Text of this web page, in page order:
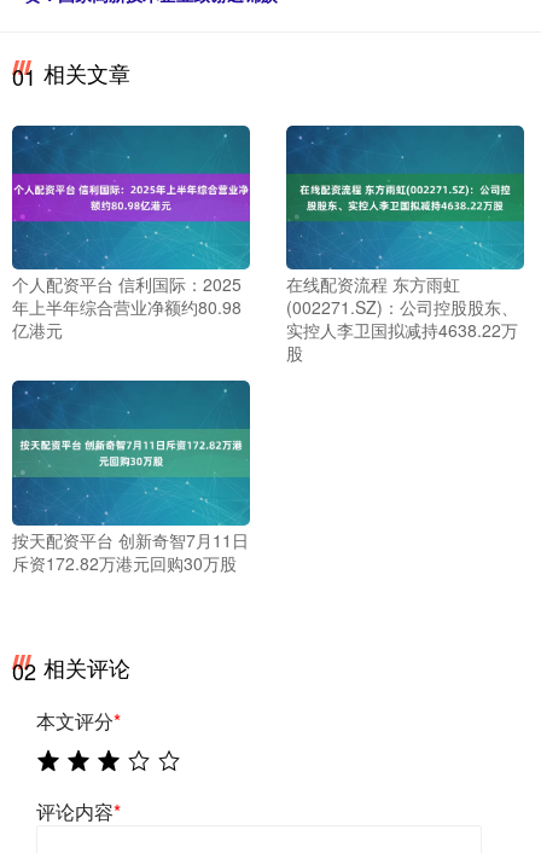
01 相关文章
个人配资平台 信利国际：2025
年上半年综合营业净额约80.98
亿港元
在线配资流程 东方雨虹
(002271.SZ)：公司控股股东、
实控人李卫国拟减持4638.22万
股
按天配资平台 创新奇智7月11日
斥资172.82万港元回购30万股
02 相关评论
本文评分*
评论内容*